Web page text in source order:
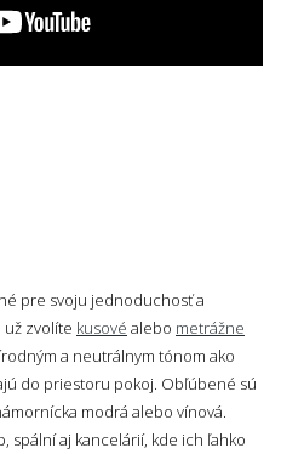
pre svoju jednoduchosť a
už zvolíte kusové alebo metrážne
a neutrálnym tónom ako
do priestoru pokoj. Obľúbené sú
modrá alebo vínová.
spální aj kancelárií, kde ich ľahko